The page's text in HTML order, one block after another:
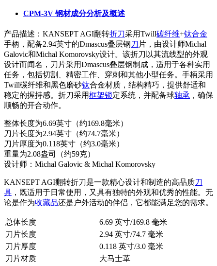
CPM-3V 钢材成分分析及概述
产品描述：KANSEPT AGI翻转折刀采用Twill碳纤维+钛合金
手柄，配备2.94英寸的Dmascus叠层钢刀 片，由设计师Michal
Galovic和Michal Komorovsky设计。该折刀以其流线型的外观
设计而闻名，刀片采用Dmascus叠层钢制成，适用于各种实用
任务，包括切割、精密工作、穿刺和其他小型任务。手柄采用
Twill碳纤维和黑色磨砂钛合金材质，结构精巧，提供舒适和
稳定的握持感。折刀采用框架锁定系统，并配备球轴承 ，确保
顺畅的开合动作。
整体长度为6.69英寸（约169.8毫米）
刀片长度为2.94英寸（约74.7毫米）
刀片厚度为0.118英寸（约3.0毫米）
重量为2.08盎司（约59克）
设计师：Michal Galovic & Michal Komorovsky
KANSEPT AGI翻转折刀是一款精心设计和制造的高品质刀
具 ，既适用于日常使用，又具有独特的外观和优秀的性能。无
论是作为收藏品还是户外活动的伴侣，它都能满足您的需求。
总体长度
6.69 英寸/169.8 毫米
刀片长度
2.94 英寸/74.7 毫米
刀片厚度
0.118 英寸/3.0 毫米
刀片材质
大马士革